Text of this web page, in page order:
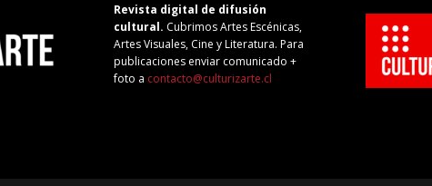
Revista digital de difusión
cultural. Cubrimos Artes Escénicas,
Artes Visuales, Cine y Literatura. Para
publicaciones enviar comunicado +
foto a contacto@culturizarte.cl